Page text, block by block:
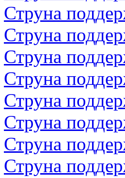
Струна
Струна
Струна
Струна
Струна
Струна
Струна
Струна